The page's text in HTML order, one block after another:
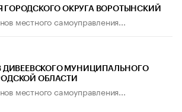
ОКРУГА ВОРОТЫНСКИЙ
местного самоуправления...
ДИВЕЕВСКОГО МУНИЦИПАЛЬНОГО
ОБЛАСТИ
местного самоуправления...